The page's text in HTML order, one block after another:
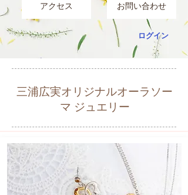
アクセス お問い合わせ
ログイン
三浦広実オリジナルオーラソー
マ ジュエリー